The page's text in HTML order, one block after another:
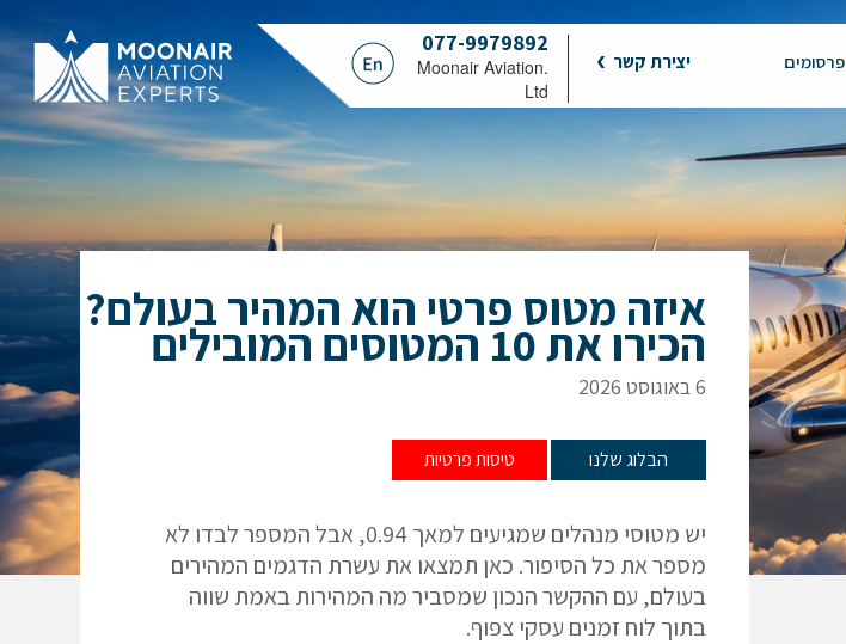
פרסומים יצירת קשר
077-9979892
.Moonair Aviation
Ltd
איזה מטוס פרטי הוא המהיר בעולם?
הכירו את 10 המטוסים המובילים
6 באוגוסט 2026
הבלוג שלנו טיסות פרטיות
יש מטוסי מנהלים שמגיעים למאך 0.94, אבל המספר לבדו לא
מספר את כל הסיפור. כאן תמצאו את עשרת הדגמים המהירים
בעולם, עם ההקשר הנכון שמסביר מה המהירות באמת שווה
בתוך לוח זמנים עסקי צפוף.